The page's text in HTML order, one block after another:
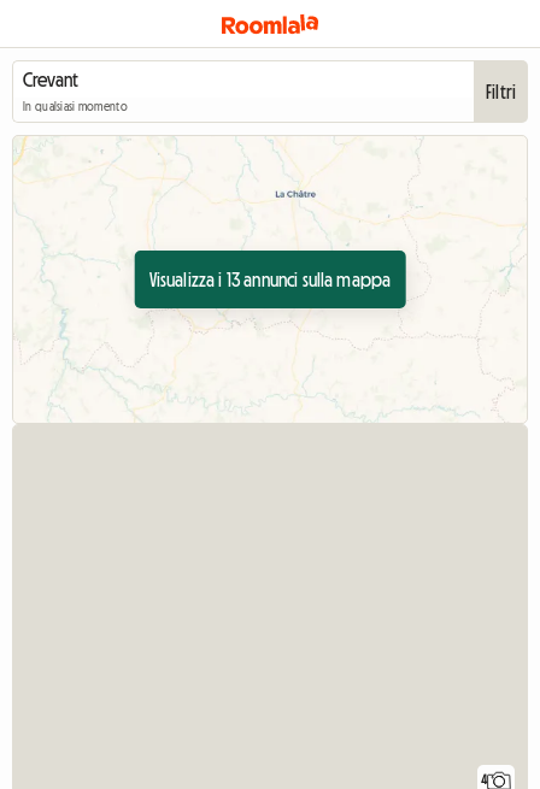
In qualsiasi momento
Filtri
Visualizza i 13 annunci sulla mappa
4